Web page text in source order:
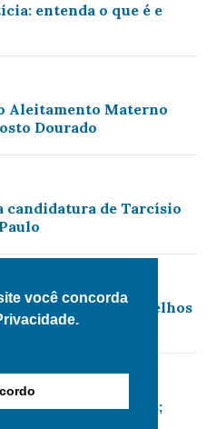
você concorda
entenda o que é e
Aleitamento Materno
Dourado
candidatura de Tarcísio
danos em aparelhos
para R$ 135 milhões;